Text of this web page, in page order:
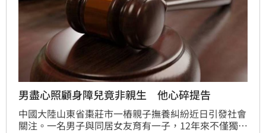
男盡心照顧身障兒竟非親生 他心碎提告
中國大陸山東省棗莊市一樁親子撫養糾紛近日引發社會
關注。一名男子與同居女友育有一子，12年來不僅獨自